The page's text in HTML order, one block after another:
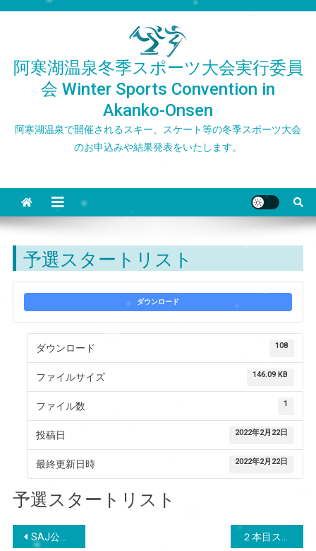
阿寒湖温泉冬季スポーツ大会実行委員
会 Winter Sports Convention in
Akanko-Onsen
阿寒湖温泉で開催されるスキー、スケート等の冬季スポーツ大会
のお申込みや結果発表をいたします。
予選スタートリスト
ダウンロード
ダウンロード 108
ファイルサイズ 146.09 KB
ファイル数 1
投稿日 2022年2月22日
最終更新日時 2022年2月22日
予選スタートリスト
投SAJ公認 2022全日本ジュニアスキー選手権大会スノーボード競技会 参加選手・スタッフ各位